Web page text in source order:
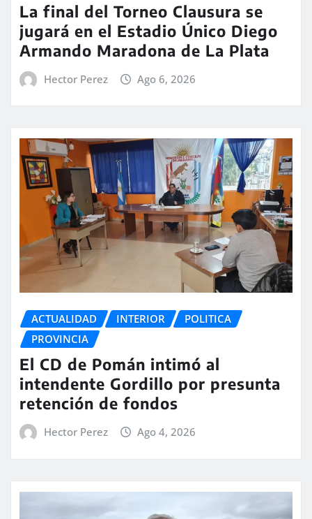
La final del Torneo Clausura se
jugará en el Estadio Único Diego
Armando Maradona de La Plata
Hector Perez Ago 6, 2026
ACTUALIDAD INTERIOR
POLITICA
PROVINCIA
El CD de Pomán intimó al
intendente Gordillo por presunta
retención de fondos
Hector Perez Ago 4, 2026